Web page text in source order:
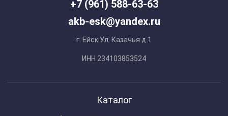
+7 (961) 588-63-63
akb-esk@yandex.ru
г. Ейск Ул. Казачья д.1
ИНН 234103853524
Каталог